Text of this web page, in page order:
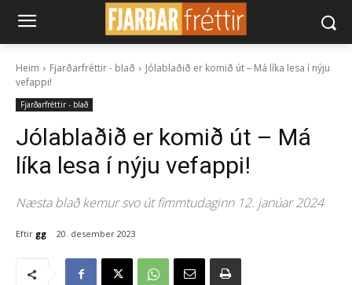
Heim Fjarðarfréttir - blað
Jólablaðið er komið út – Má líka lesa í nýju
vefappi!
Fjarðarfréttir - blað
Jólablaðið er komið út – Má
líka lesa í nýju vefappi!
Næsta blað kemur svo út fimmtudaginn 12. janúar 2024
Eftir gg 20. desember 2023